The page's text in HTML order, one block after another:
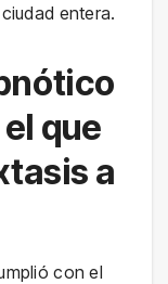
entera.
que
a
con el